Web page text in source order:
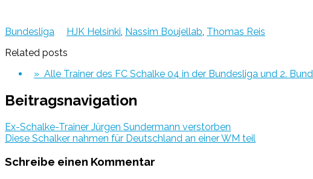
Bundesliga HJK Helsinki, Nassim Boujellab, Thomas Reis
Related posts
» Alle Trainer des FC Schalke 04 in der Bundesliga und 2.
Beitragsnavigation
Ex-Schalke-Trainer Jürgen Sundermann verstorben
Diese Schalker nahmen für Deutschland an einer WM teil
Schreibe einen Kommentar